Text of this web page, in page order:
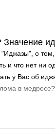
о
и что нет ни
у Вас об
в